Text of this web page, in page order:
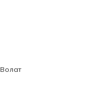
Волат